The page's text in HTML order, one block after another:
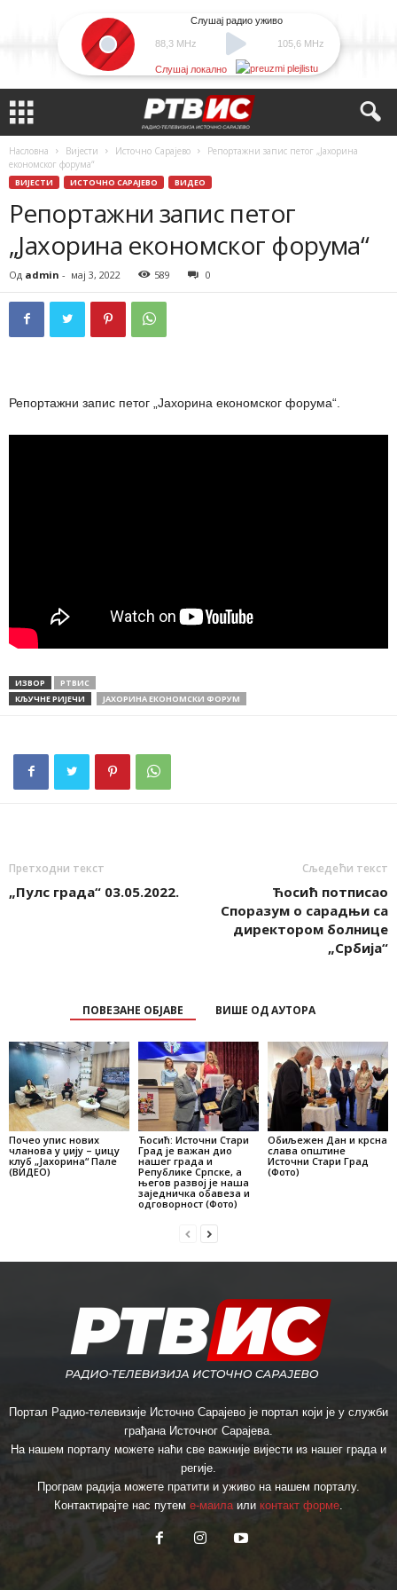
88,3 MHz
Слушај радио уживо
105,6 MHz
Слушај локално
Насловна Вијести Источно Сарајево
Репортажни запис петог „Јахорина
економског форума“
ВИЈЕСТИ ИСТОЧНО САРАЈЕВО ВИДЕО
Репортажни запис петог
„Јахорина економског форума“
Од admin - мај 3, 2022 589 0
Репортажни запис петог „Јахорина економског форума“.
ИЗВОР
РТВИС
КЉУЧНЕ РИЈЕЧИ
ЈАХОРИНА ЕКОНОМСКИ ФОРУМ
Претходни текст
„Пулс града“ 03.05.2022.
Сљедећи текст
Ћосић потписао
Споразум о сарадњи са
директором болнице
„Србија“
ПОВЕЗАНЕ ОБЈАВЕ ВИШЕ ОД АУТОРА
Почео упис нових
чланова у џију – џицу
клуб „Јахорина“ Пале
(ВИДЕО)
Ћосић: Источни Стари
Град је важан дио
нашег града и
Републике Српске, а
његов развој је наша
заједничка обавеза и
одговорност (Фото)
Обиљежен Дан и крсна
слава општине
Источни Стари Град
(Фото)
Портал Радио-телевизије Источно Сарајево је портал који је у служби
грађана Источног Сарајева.
На нашем порталу можете наћи све важније вијести из нашег града и
регије.
Програм радија можете пратити и уживо на нашем порталу.
Контактирајте нас путем е-маилаили контакт форме.